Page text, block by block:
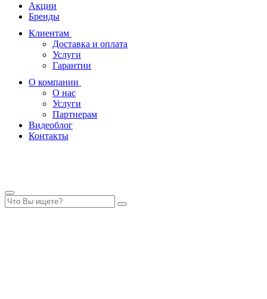
Акции
Бренды
Клиентам
Доставка и оплата
Услуги
Гарантии
О компании
О нас
Услуги
Партнерам
Видеоблог
Контакты